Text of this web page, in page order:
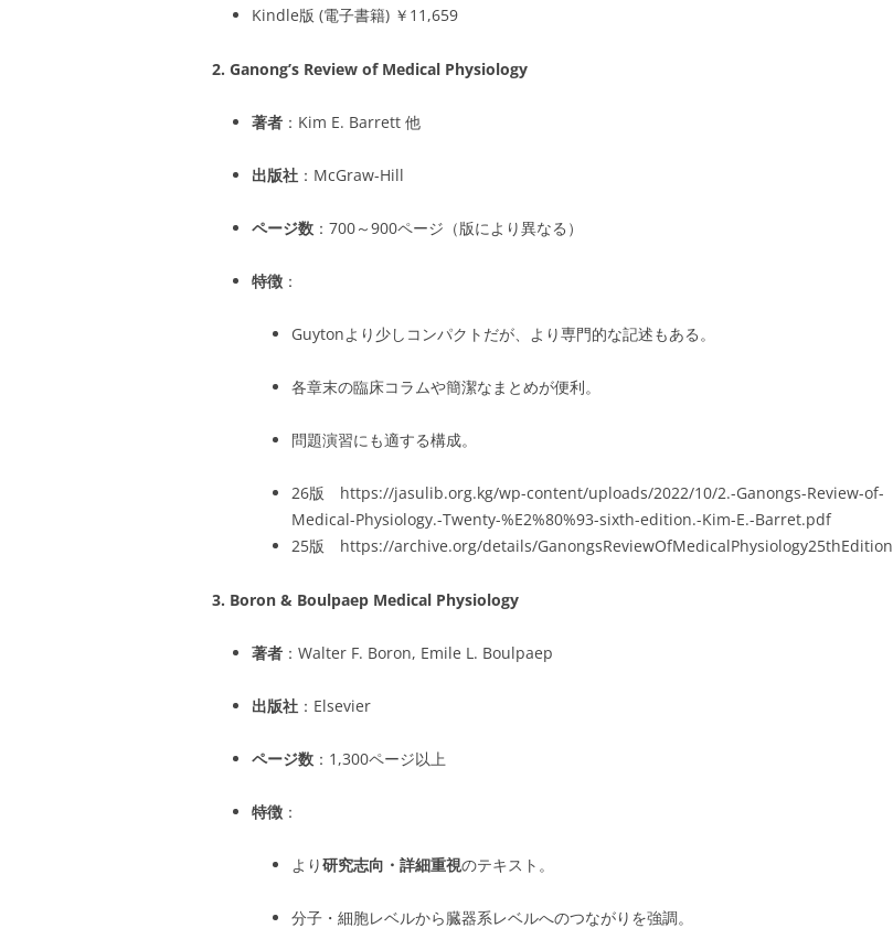
Kindle版 (電子書籍) ￥11,659
2. Ganong’s Review of Medical Physiology
著者 ：Kim E. Barrett 他
出版社 ：McGraw-Hill
ページ数 ：700～900ページ（版により異なる）
特徴 ：
Guytonより少しコンパクトだが、より専門的な記述もある。
各章末の臨床コラムや簡潔なまとめが便利。
問題演習にも適する構成。
26版 https://jasulib.org.kg/wp-content/uploads/2022/10/2.-Ganongs-Review-of-
Medical-Physiology.-Twenty-%E2%80%93-sixth-edition.-Kim-E.-Barret.pdf
25版 https://archive.org/details/GanongsReviewOfMedicalPhysiology25thEdition
3. Boron & Boulpaep Medical Physiology
著者 ：Walter F. Boron, Emile L. Boulpaep
出版社 ：Elsevier
ページ数 ：1,300ページ以上
特徴 ：
より研究志向・詳細重視のテキスト。
分子・細胞レベルから臓器系レベルへのつながりを強調。